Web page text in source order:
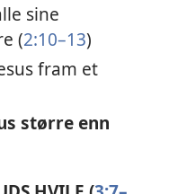
sine
(2:10–13)
fram et
større enn